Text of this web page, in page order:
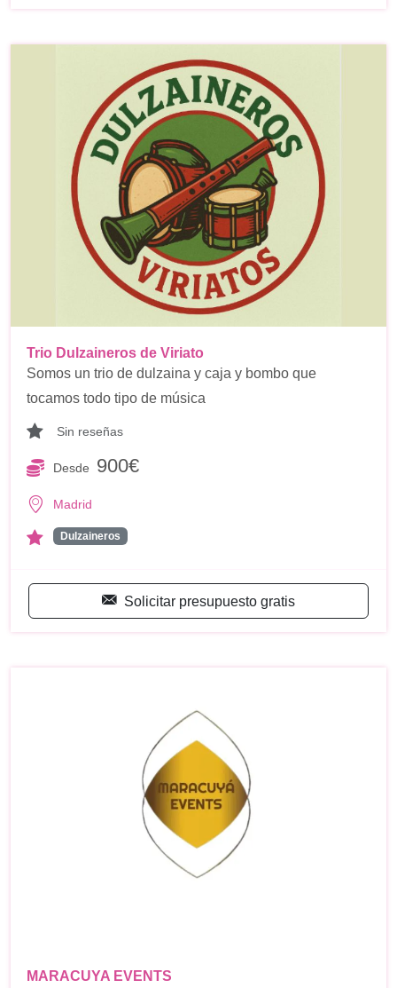
Trio Dulzaineros de Viriato
Somos un trio de dulzaina y caja y bombo que
tocamos todo tipo de música
Sin reseñas
Desde 900€
Madrid
Dulzaineros
Solicitar presupuesto gratis
MARACUYA EVENTS